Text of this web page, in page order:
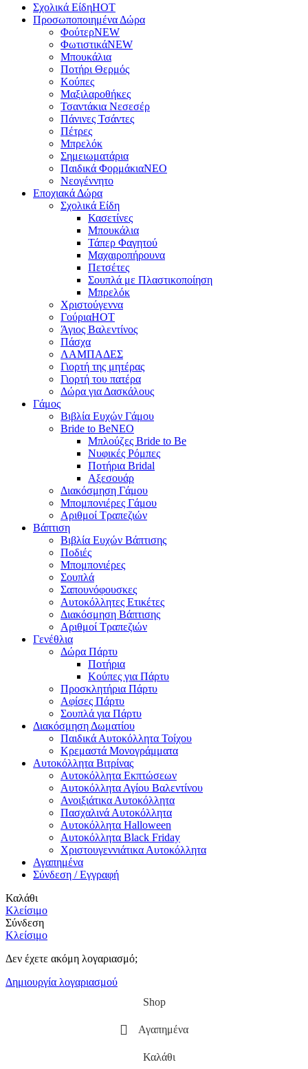
Σχολικά ΕίδηΗΟΤ
Προσωποποιημένα Δώρα
ΦούτερNEW
ΦωτιστικάNEW
Μπουκάλια
Ποτήρι Θερμός
Κούπες
Μαξιλαροθήκες
Τσαντάκια Νεσεσέρ
Πάνινες Τσάντες
Πέτρες
Μπρελόκ
Σημειωματάρια
Παιδικά ΦορμάκιαNEO
Νεογέννητο
Εποχιακά Δώρα
Σχολικά Είδη
Κασετίνες
Μπουκάλια
Τάπερ Φαγητού
Μαχαιροπήρουνα
Πετσέτες
Σουπλά με Πλαστικοποίηση
Μπρελόκ
Χριστούγεννα
ΓούριαHOT
Άγιος Βαλεντίνος
Πάσχα
ΛΑΜΠΑΔΕΣ
Γιορτή της μητέρας
Γιορτή του πατέρα
Δώρα για Δασκάλους
Γάμος
Βιβλία Ευχών Γάμου
Bride to BeNEO
Μπλούζες Bride to Be
Νυφικές Ρόμπες
Ποτήρια Bridal
Αξεσουάρ
Διακόσμηση Γάμου
Μπομπονιέρες Γάμου
Αριθμοί Τραπεζιών
Βάπτιση
Βιβλία Ευχών Βάπτισης
Ποδιές
Μπομπονιέρες
Σουπλά
Σαπουνόφουσκες
Αυτοκόλλητες Ετικέτες
Διακόσμηση Βάπτισης
Αριθμοί Τραπεζιών
Γενέθλια
Δώρα Πάρτυ
Ποτήρια
Κούπες για Πάρτυ
Προσκλητήρια Πάρτυ
Αφίσες Πάρτυ
Σουπλά για Πάρτυ
Διακόσμηση Δωματίου
Παιδικά Αυτοκόλλητα Τοίχου
Κρεμαστά Μονογράμματα
Αυτοκόλλητα Βιτρίνας
Αυτοκόλλητα Εκπτώσεων
Αυτοκόλλητα Αγίου Βαλεντίνου
Ανοιξιάτικα Αυτοκόλλητα
Πασχαλινά Αυτοκόλλητα
Αυτοκόλλητα Halloween
Αυτοκόλλητα Black Friday
Χριστουγεννιάτικα Αυτοκόλλητα
Αγαπημένα
Σύνδεση / Εγγραφή
Καλάθι
Κλείσιμο
Σύνδεση
Κλείσιμο
Δεν έχετε ακόμη λογαριασμό;
Δημιουργία λογαριασμού
Shop
Αγαπημένα
Καλάθι